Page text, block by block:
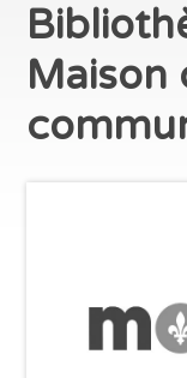
Maison